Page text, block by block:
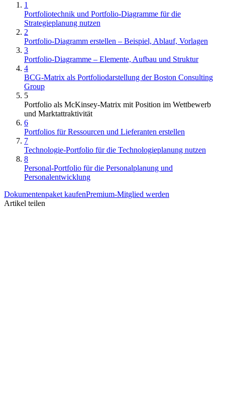
1
Portfoliotechnik und Portfolio-Diagramme für die
Strategieplanung nutzen
2
Portfolio-Diagramm erstellen – Beispiel, Ablauf, Vorlagen
3
Portfolio-Diagramme – Elemente, Aufbau und Struktur
4
BCG-Matrix als Portfoliodarstellung der Boston Consulting
Group
5
Portfolio als McKinsey-Matrix mit Position im Wettbewerb
und Marktattraktivität
6
Portfolios für Ressourcen und Lieferanten erstellen
7
Technologie-Portfolio für die Technologieplanung nutzen
8
Personal-Portfolio für die Personalplanung und
Personalentwicklung
Dokumentenpaket kaufenPremium-Mitglied werden
Artikel teilen